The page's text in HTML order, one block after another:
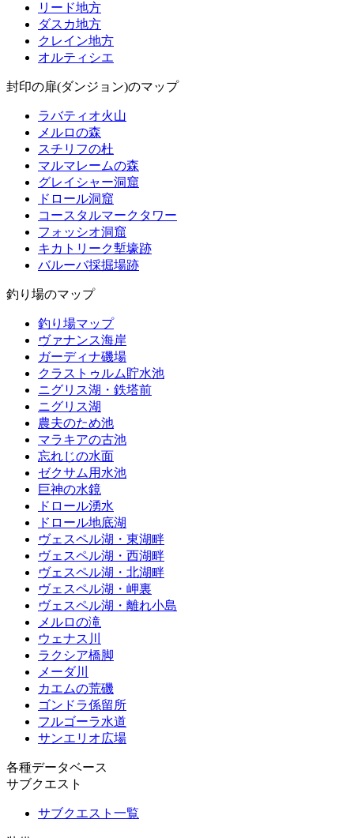
リード地方
ダスカ地方
クレイン地方
オルティシエ
封印の扉(ダンジョン)のマップ
ラバティオ火山
メルロの森
スチリフの杜
マルマレームの森
グレイシャー洞窟
ドロール洞窟
コースタルマークタワー
フォッシオ洞窟
キカトリーク塹壕跡
バルーバ採掘場跡
釣り場のマップ
釣り場マップ
ヴァナンス海岸
ガーディナ磯場
クラストゥルム貯水池
ニグリス湖・鉄塔前
ニグリス湖
農夫のため池
マラキアの古池
忘れじの水面
ゼクサム用水池
巨神の水鏡
ドロール湧水
ドロール地底湖
ヴェスペル湖・東湖畔
ヴェスペル湖・西湖畔
ヴェスペル湖・北湖畔
ヴェスペル湖・岬裏
ヴェスペル湖・離れ小島
メルロの滝
ウェナス川
ラクシア橋脚
メーダ川
カエムの荒磯
ゴンドラ係留所
フルゴーラ水道
サンエリオ広場
各種データベース
サブクエスト
サブクエスト一覧